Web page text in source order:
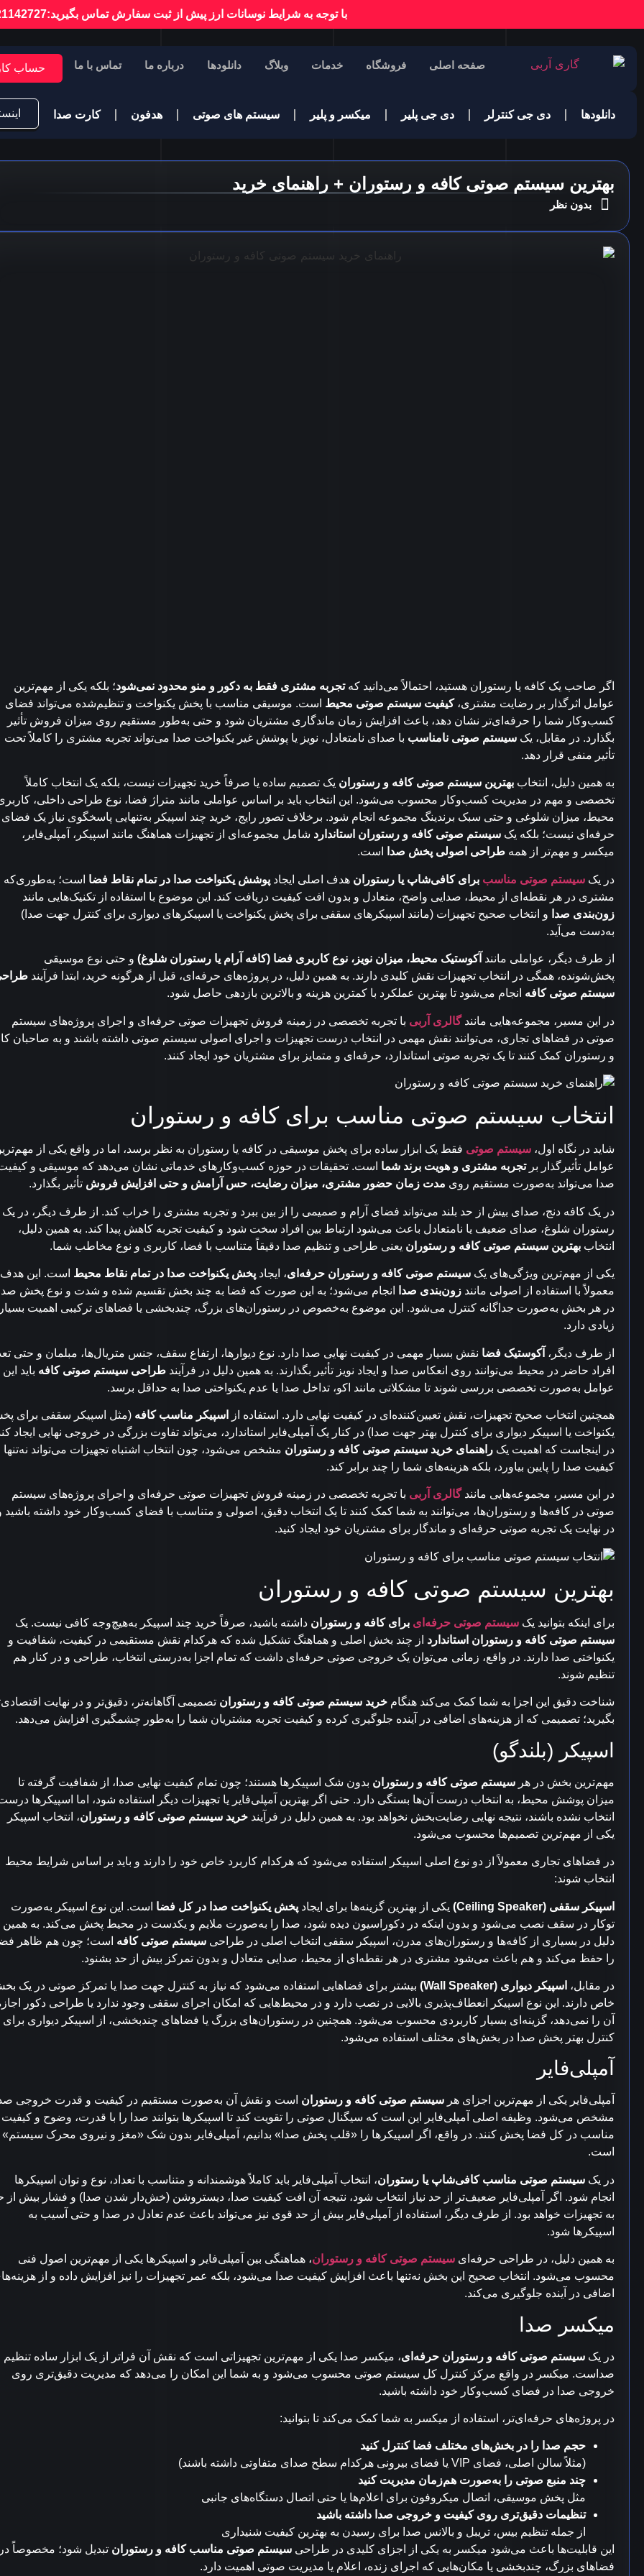
با توجه به شرایط نوسانات ارز پیش از ثبت سفارش تماس بگیرید:09121142727
صفحه اصلی فروشگاه خدمات وبلاگ دانلودها درباره ما تماس با ما حساب
دانلودها دی جی کنترلر دی جی پلیر میکسر و پلیر سیستم های صوتی هدفون کارت صدا
بهترین سیستم صوتی کافه و رستوران + راهنمای خرید
بدون نظر
اگر صاحب یک کافه یا رستوران هستید، احتمالاً می‌دانید کهتجربه مشتری فقط به دکور و منو محدود نمی‌شود؛ بلکه یکی از مهم‌ترین
عوامل اثرگذار بر رضایت مشتری،کیفیت سیستم صوتی محیط است. موسیقی مناسب با پخش یکنواخت و تنظیم‌شده می‌تواند فضای
کسب‌وکار شما را حرفه‌ای‌تر نشان دهد، باعث افزایش زمان ماندگاری مشتریان شود و حتی به‌طور مستقیم روی میزان فروش تأثیر
بگذارد. در مقابل، یک سیستم صوتی نامناسب با صدای نامتعادل، نویز یا پوشش غیر یکنواخت صدا می‌تواند تجربه مشتری را کاملاً تحت
تأثیر منفی قرار دهد.
به همین دلیل، انتخاب بهترین سیستم صوتی کافه و رستوران یک تصمیم ساده یا صرفاً خرید تجهیزات نیست، بلکه یک انتخاب کاملاً
تخصصی و مهم در مدیریت کسب‌وکار محسوب می‌شود. این انتخاب باید بر اساس عواملی مانند متراژ فضا، نوع طراحی داخلی،
محیط، میزان شلوغی و حتی سبک برندینگ مجموعه انجام شود. برخلاف تصور رایج، خرید چند اسپیکر به‌تنهایی پاسخگوی نیاز یک فضای
حرفه‌ای نیست؛ بلکه یک سیستم صوتی کافه و رستوران استاندارد شامل مجموعه‌ای از تجهیزات هماهنگ مانند اسپیکر، آمپلی‌فایر،
میکسر و مهم‌تر از همه طراحی اصولی پخش صدا است.
در یک سیستم صوتی مناسب برای کافی‌شاپ یا رستوران هدف اصلی ایجاد پوشش یکنواخت صدا در تمام نقاط فضا است؛ به‌طوری‌که
مشتری در هر نقطه‌ای از محیط، صدایی واضح، متعادل و بدون افت کیفیت دریافت کند. این موضوع با استفاده از تکنیک‌هایی مانند
زون‌بندی صدا و انتخاب صحیح تجهیزات (مانند اسپیکرهای سقفی برای پخش یکنواخت یا اسپیکرهای دیواری برای کنترل جهت صدا)
به‌دست می‌آید.
از طرف دیگر، عواملی مانند آکوستیک محیط، میزان نویز، نوع کاربری فضا (کافه آرام یا رستوران شلوغ) و حتی نوع موسیقی
پخش‌شونده، همگی در انتخاب تجهیزات نقش کلیدی دارند. به همین دلیل، در پروژه‌های حرفه‌ای، قبل از هرگونه خرید، ابتدا فرآیند
سیستم صوتی کافه انجام می‌شود تا بهترین عملکرد با کمترین هزینه و بالاترین بازدهی حاصل شود.
در این مسیر، مجموعه‌هایی مانندگالری آربی با تجربه تخصصی در زمینه فروش تجهیزات صوتی حرفه‌ای و اجرای پروژه‌های سیستم
صوتی در فضاهای تجاری، می‌توانند نقش مهمی در انتخاب درست تجهیزات و اجرای اصولی سیستم صوتی داشته باشند و به صاحبان
و رستوران کمک کنند تا یک تجربه صوتی استاندارد، حرفه‌ای و متمایز برای مشتریان خود ایجاد کنند.
انتخاب سیستم صوتی مناسب برای کافه و رستوران
شاید در نگاه اول، سیستم صوتی فقط یک ابزار ساده برای پخش موسیقی در کافه یا رستوران به نظر برسد، اما در واقع یکی از
عوامل تأثیرگذار برتجربه مشتری و هویت برند شما است. تحقیقات در حوزه کسب‌وکارهای خدماتی نشان می‌دهد که موسیقی و
صدا می‌تواند به‌صورت مستقیم روی مدت زمان حضور مشتری، میزان رضایت، حس آرامش و حتی افزایش فروش تأثیر بگذارد.
در یک کافه دنج، صدای بیش از حد بلند می‌تواند فضای آرام و صمیمی را از بین ببرد و تجربه مشتری را خراب کند. از طرف دیگر، در یک
رستوران شلوغ، صدای ضعیف یا نامتعادل باعث می‌شود ارتباط بین افراد سخت شود و کیفیت تجربه کاهش پیدا کند. به همین دلیل،
انتخاب بهترین سیستم صوتی کافه و رستوران یعنی طراحی و تنظیم صدا دقیقاً متناسب با فضا، کاربری و نوع مخاطب شما.
یکی از مهم‌ترین ویژگی‌های یک سیستم صوتی کافه و رستوران حرفه‌ای، ایجاد پخش یکنواخت صدا در تمام نقاط محیط است. این هدف
معمولاً با استفاده از اصولی مانند زون‌بندی صدا
انجام می‌شود؛ به این صورت که فضا به چند بخش تقسیم شده و شدت و نوع پخش
در هر بخش به‌صورت جداگانه کنترل می‌شود. این موضوع به‌خصوص در رستوران‌های بزرگ، چندبخشی یا فضاهای ترکیبی اهمیت
زیادی دارد.
از طرف دیگر، آکوستیک فضا نقش بسیار مهمی در کیفیت نهایی صدا دارد. نوع دیوارها، ارتفاع سقف، جنس متریال‌ها، مبلمان و حتی
افراد حاضر در محیط می‌توانند روی انعکاس صدا و ایجاد نویز تأثیر بگذارند. به همین دلیل در فرآیند طراحی سیستم صوتی کافه باید این
عوامل به‌صورت تخصصی بررسی شوند تا مشکلاتی مانند اکو، تداخل صدا یا عدم یکنواختی صدا به حداقل برسد.
همچنین انتخاب صحیح تجهیزات، نقش تعیین‌کننده‌ای در کیفیت نهایی دارد. استفاده از اسپیکر مناسب کافه (مثل اسپیکر سقفی برای
یکنواخت یا اسپیکر دیواری برای کنترل بهتر جهت صدا) در کنار یک آمپلی‌فایر استاندارد، می‌تواند تفاوت بزرگی در خروجی نهایی ایجاد
در اینجاست که اهمیت یک راهنمای خرید سیستم صوتی کافه و رستوران مشخص می‌شود، چون انتخاب اشتباه تجهیزات می‌تواند نه‌تنها
کیفیت صدا را پایین بیاورد، بلکه هزینه‌های شما را چند برابر کند.
در این مسیر، مجموعه‌هایی مانندگالری آربی با تجربه تخصصی در زمینه فروش تجهیزات صوتی حرفه‌ای و اجرای پروژه‌های سیستم
صوتی در کافه‌ها و رستوران‌ها، می‌توانند به شما کمک کنند تا یک انتخاب دقیق، اصولی و متناسب با فضای کسب‌وکار خود داشته باشید
در نهایت یک تجربه صوتی حرفه‌ای و ماندگار برای مشتریان خود ایجاد کنید.
بهترین سیستم صوتی کافه و رستوران
برای اینکه بتوانید یک سیستم صوتی حرفه‌ای برای کافه و رستوران داشته باشید، صرفاً خرید چند اسپیکر به‌هیچ‌وجه کافی نیست. یک
سیستم صوتی کافه و رستوران استاندارد از چند بخش اصلی و هماهنگ تشکیل شده که هرکدام نقش مستقیمی در کیفیت، شفافیت و
یکنواختی صدا دارند. در واقع، زمانی می‌توان یک خروجی صوتی حرفه‌ای داشت که تمام اجزا به‌درستی انتخاب، طراحی و در کنار هم
تنظیم شوند.
شناخت دقیق این اجزا به شما کمک می‌کند هنگام خرید سیستم صوتی کافه و رستوران تصمیمی آگاهانه‌تر، دقیق‌تر و در نهایت
بگیرید؛ تصمیمی که از هزینه‌های اضافی در آینده جلوگیری کرده و کیفیت تجربه مشتریان شما را به‌طور چشمگیری افزایش می‌دهد.
اسپیکر (بلندگو)
مهم‌ترین بخش در هر سیستم صوتی کافه و رستوران بدون شک اسپیکرها هستند؛ چون تمام کیفیت نهایی صدا، از شفافیت گرفته تا
میزان پوشش محیط، به انتخاب درست آن‌ها بستگی دارد. حتی اگر بهترین آمپلی‌فایر یا تجهیزات دیگر استفاده شود، اما اسپیکرها
انتخاب نشده باشند، نتیجه نهایی رضایت‌بخش نخواهد بود. به همین دلیل در فرآیند خرید سیستم صوتی کافه و رستوران، انتخاب اسپیکر
یکی از مهم‌ترین تصمیم‌ها محسوب می‌شود.
در فضاهای تجاری معمولاً از دو نوع اصلی اسپیکر استفاده می‌شود که هرکدام کاربرد خاص خود را دارند و باید بر اساس شرایط محیط
انتخاب شوند:
اسپیکر سقفی (Ceiling Speaker) یکی از بهترین گزینه‌ها برای ایجاد پخش یکنواخت صدا در کل فضا است. این نوع اسپیکر به‌صورت
توکار در سقف نصب می‌شود و بدون اینکه در دکوراسیون دیده شود، صدا را به‌صورت ملایم و یکدست در محیط پخش می‌کند. به همین
دلیل در بسیاری از کافه‌ها و رستوران‌های مدرن، اسپیکر سقفی انتخاب اصلی در طراحی سیستم صوتی کافه است؛ چون هم ظاهر
را حفظ می‌کند و هم باعث می‌شود مشتری در هر نقطه‌ای از محیط، صدایی متعادل و بدون تمرکز بیش از حد بشنود.
در مقابل، اسپیکر دیواری (Wall Speaker)
بیشتر برای فضاهایی استفاده می‌شود که نیاز به کنترل جهت صدا یا تمرکز صوتی در یک
خاص دارند. این نوع اسپیکر انعطاف‌پذیری بالایی در نصب دارد و در محیط‌هایی که امکان اجرای سقفی وجود ندارد یا طراحی دکور
آن را نمی‌دهد، گزینه‌ای بسیار کاربردی محسوب می‌شود. همچنین در رستوران‌های بزرگ یا فضاهای چندبخشی، از اسپیکر دیواری برای
کنترل بهتر پخش صدا در بخش‌های مختلف استفاده می‌شود.
آمپلی‌فایر
آمپلی‌فایر یکی از مهم‌ترین اجزای هر سیستم صوتی کافه و رستوران است و نقش آن به‌صورت مستقیم در کیفیت و قدرت خروجی
مشخص می‌شود. وظیفه اصلی آمپلی‌فایر این است که سیگنال صوتی را تقویت کند تا اسپیکرها بتوانند صدا را با قدرت، وضوح و کیفیت
مناسب در کل فضا پخش کنند. در واقع، اگر اسپیکرها را «قلب پخش صدا» بدانیم، آمپلی‌فایر بدون شک «مغز و نیروی محرک سیستم»
است.
در یک سیستم صوتی مناسب کافی‌شاپ یا رستوران، انتخاب آمپلی‌فایر باید کاملاً هوشمندانه و متناسب با تعداد، نوع و توان اسپیکرها
انجام شود. اگر آمپلی‌فایر ضعیف‌تر از حد نیاز انتخاب شود، نتیجه آن افت کیفیت صدا، دیستروشن (خش‌دار شدن صدا) و فشار بیش از
به تجهیزات خواهد بود. از طرف دیگر، استفاده از آمپلی‌فایر بیش از حد قوی نیز می‌تواند باعث عدم تعادل در صدا و حتی آسیب به
اسپیکرها شود.
به همین دلیل، در طراحی حرفه‌ای سیستم صوتی کافه و رستوران، هماهنگی بین آمپلی‌فایر و اسپیکرها یکی از مهم‌ترین اصول فنی
محسوب می‌شود. انتخاب صحیح این بخش نه‌تنها باعث افزایش کیفیت صدا می‌شود، بلکه عمر تجهیزات را نیز افزایش داده و از
اضافی در آینده جلوگیری می‌کند.
میکسر صدا
در یک سیستم صوتی کافه و رستوران حرفه‌ای، میکسر صدا یکی از مهم‌ترین تجهیزاتی است که نقش آن فراتر از یک ابزار ساده تنظیم
صداست. میکسر در واقع مرکز کنترل کل سیستم صوتی محسوب می‌شود و به شما این امکان را می‌دهد که مدیریت دقیق‌تری روی
خروجی صدا در فضای کسب‌وکار خود داشته باشید.
در پروژه‌های حرفه‌ای‌تر، استفاده از میکسر به شما کمک می‌کند تا بتوانید:
حجم صدا را در بخش‌های مختلف فضا کنترل کنید
(مثلاً سالن اصلی، فضای VIP یا فضای بیرونی هرکدام سطح صدای متفاوتی داشته باشند)
چند منبع صوتی را به‌صورت هم‌زمان مدیریت کنید
مثل پخش موسیقی، اتصال میکروفون برای اعلام‌ها یا حتی اتصال دستگاه‌های جانبی
تنظیمات دقیق‌تری روی کیفیت و خروجی صدا داشته باشید
از جمله تنظیم بیس، تریبل و بالانس صدا برای رسیدن به بهترین کیفیت شنیداری
این قابلیت‌ها باعث می‌شود میکسر به یکی از اجزای کلیدی در طراحی سیستم صوتی مناسب کافه و رستوران تبدیل شود؛ مخصوصاً
فضاهای بزرگ، چندبخشی یا مکان‌هایی که اجرای زنده، اعلام یا مدیریت صوتی اهمیت دارد.